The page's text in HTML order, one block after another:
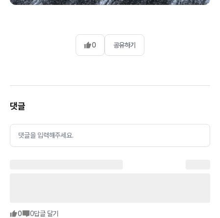
0 공유하기
댓글
댓글을 입력해주세요.
0 0답글 달기